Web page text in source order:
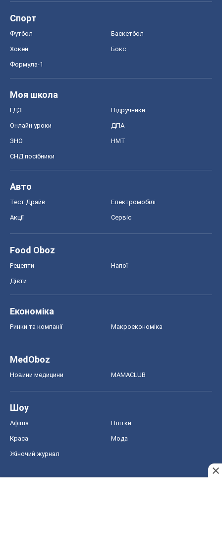
Спорт
Футбол Баскетбол
Хокей Бокс
Формула-1
Моя школа
ГДЗ Підручники
Онлайн уроки ДПА
ЗНО НМТ
СНД посібники
Авто
Тест Драйв Електромобілі
Акції Сервіс
Food Oboz
Рецепти Напої
Дієти
Економіка
Ринки та компанії Макроекономіка
MedOboz
Новини медицини MAMACLUB
Шоу
Афіша Плітки
Краса Мода
Жіночий журнал